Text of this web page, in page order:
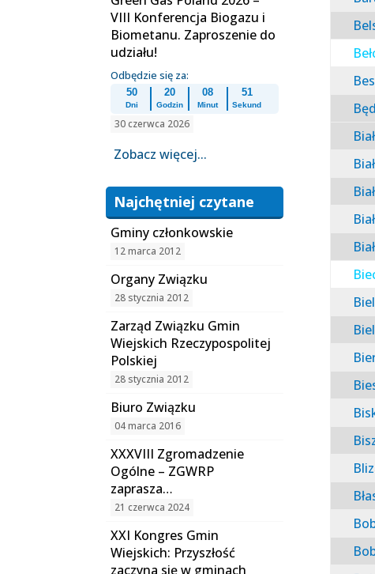
VIII Konferencja Biogazu i
Biometanu. Zaproszenie do
udziału!
Odbędzie się za:
50
Dni
20
Godzin
08
Minut
50
Sekund
30 czerwca 2026
Zobacz więcej...
Najchętniej czytane
Gminy członkowskie
12 marca 2012
Organy Związku
28 stycznia 2012
Zarząd Związku Gmin
Wiejskich Rzeczypospolitej
Polskiej
28 stycznia 2012
Biuro Związku
04 marca 2016
XXXVIII Zgromadzenie
Ogólne – ZGWRP
zaprasza…
21 czerwca 2024
XXI Kongres Gmin
Wiejskich: Przyszłość
zaczyna się w gminach